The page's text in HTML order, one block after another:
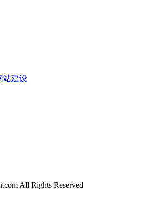
站建设
All Rights Reserved